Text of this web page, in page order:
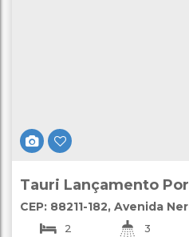
Tauri Lançamento
Apartamento 02
CEP: 88211-182, Avenida
Porto Belo
2 3